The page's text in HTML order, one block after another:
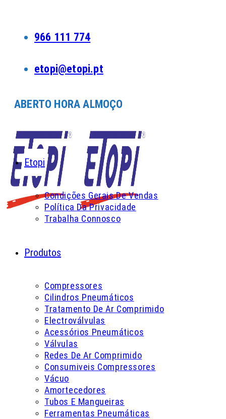
966 111 774
etopi@etopi.pt
ABERTO HORA ALMOÇO
Etopi
Condições Gerais De Vendas
Política Da Privacidade
Trabalha Connosco
Produtos
Compressores
Cilindros Pneumáticos
Tratamento De Ar Comprimido
Electroválvulas
Acessórios Pneumáticos
Válvulas
Redes De Ar Comprimido
Consumiveis Compressores
Vácuo
Amortecedores
Tubos E Mangueiras
Ferramentas Pneumáticas